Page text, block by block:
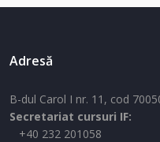
Adresă
B-dul Carol I nr. 11, cod
Secretariat cursuri IF:
+40 232 201058